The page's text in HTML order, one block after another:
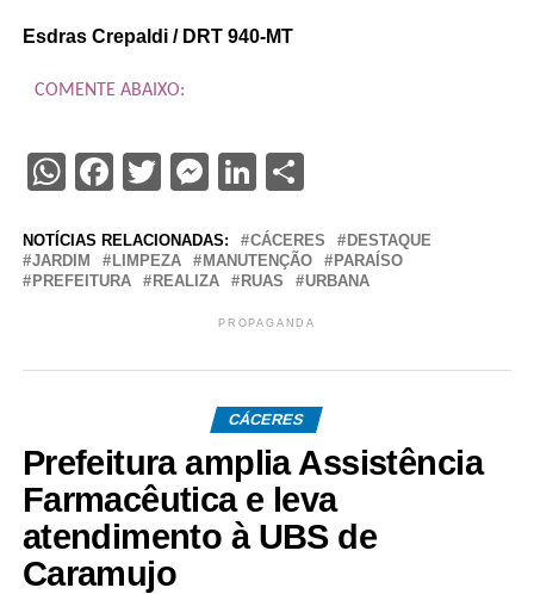
Esdras Crepaldi / DRT 940-MT
COMENTE ABAIXO:
WhatsApp
Facebook
Twitter
Messenger
LinkedIn
Share
NOTÍCIAS RELACIONADAS: CÁCERES
DESTAQUE
JARDIM
LIMPEZA MANUTENÇÃO
PARAÍSO
PREFEITURA
REALIZA RUAS URBANA
PROPAGANDA
CÁCERES
Prefeitura amplia Assistência
Farmacêutica e leva
atendimento à UBS de
Caramujo